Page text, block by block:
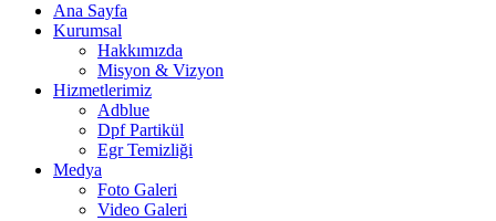
Ana Sayfa
Kurumsal
Hakkımızda
Misyon & Vizyon
Hizmetlerimiz
Adblue
Dpf Partikül
Egr Temizliği
Medya
Foto Galeri
Video Galeri